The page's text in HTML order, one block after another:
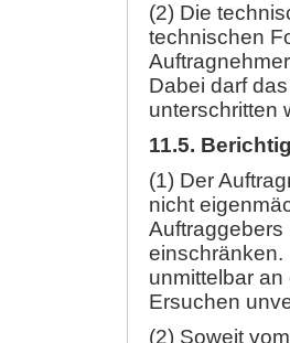
(2) Die
technischen
Dabei darf
unterschritten
11.5.
(1) Der
nicht
Auftraggebers
einschränken.
unmittelbar
Ersuchen
(2) Soweit